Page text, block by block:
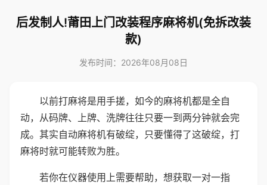
后发制人!莆田上门改装程序麻将机(免拆改装
款)
发布时间：2026年08月08日
以前打麻将是用手搓，如今的麻将机都是全自
动，从码牌、上牌、洗牌往往只要一到两分钟就会完
成。其实自动麻将机有破绽，只要懂得了这破绽，打
麻将时就可能转败为胜。
若你在仪器使用上需要帮助，想获取一对一指